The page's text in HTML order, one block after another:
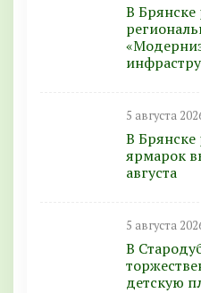
В Брянске
5 августа
В Брянске
ярмарок
августа
5 августа
В
детскую